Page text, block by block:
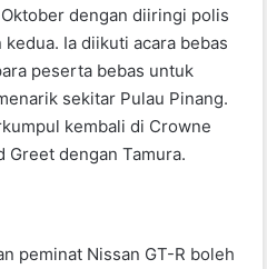
dengan diiringi polis
Ia diikuti acara bebas
peserta bebas untuk
sekitar Pulau Pinang.
kembali di Crowne
Greet dengan Tamura.
peminat Nissan GT-R boleh